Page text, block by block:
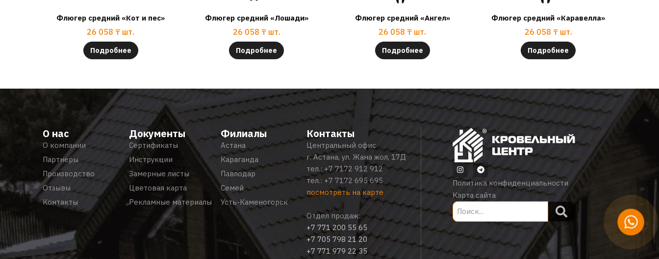
Флюгер средний «Кот и пес»
26 058 ₸ шт.
Подробнее
Флюгер средний «Лошади»
26 058 ₸ шт.
Подробнее
Флюгер средний «Ангел»
26 058 ₸ шт.
Подробнее
Флюгер средний «Каравелла»
26 058 ₸ шт.
Подробнее
О нас
О компании
Партнеры
Производство
Отзывы
Контакты
Документы
Сертификаты
Инструкции
Замерные листы
Цветовая карта
Рекламные материалы
Филиалы
Астана
Караганда
Павлодар
Семей
Усть-Каменогорск
Контакты
Центральный офис
г. Астана, ул. Жана жол, 17Д
тел.: +7 7172 912 912
тел.: +7 7172 695 695
посмотреть на карте
Отдел продаж:
+7 771 200 55 65
+7 705 798 21 20
+7 771 979 22 35
Политика конфиденциальности
Карта сайта